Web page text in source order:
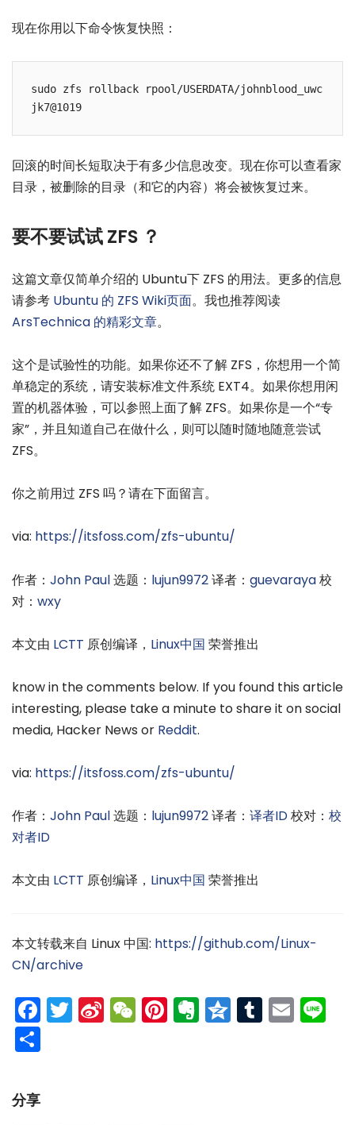
现在你用以下命令恢复快照：
sudo zfs rollback rpool/USERDATA/johnblood_uwc
jk7@1019
回滚的时间长短取决于有多少信息改变。现在你可以查看家
目录，被删除的目录（和它的内容）将会被恢复过来。
要不要试试 ZFS ？
这篇文章仅简单介绍的 Ubuntu下 ZFS 的用法。更多的信息
请参考 Ubuntu 的 ZFS Wiki页面。我也推荐阅读
ArsTechnica 的精彩文章。
这个是试验性的功能。如果你还不了解 ZFS，你想用一个简
单稳定的系统，请安装标准文件系统 EXT4。如果你想用闲
置的机器体验，可以参照上面了解 ZFS。如果你是一个“专
家”，并且知道自己在做什么，则可以随时随地随意尝试
ZFS。
你之前用过 ZFS 吗？请在下面留言。
via: https://itsfoss.com/zfs-ubuntu/
作者： John Paul选题： lujun9972译者： guevaraya校
对： wxy
本文由 LCTT 原创编译， Linux中国 荣誉推出
know in the comments below. If you found this article
interesting, please take a minute to share it on social
media, Hacker News or Reddit.
via: https://itsfoss.com/zfs-ubuntu/
作者： John Paul选题： lujun9972译者： 译者ID校对： 校
对者ID
本文由 LCTT 原创编译， Linux中国 荣誉推出
本文转载来自 Linux 中国: https://github.com/Linux-
CN/archive
Facebook
Twitter
Sina
Weibo
WeChat
Pinterest
Evernote
Qzone
Tumblr
分享